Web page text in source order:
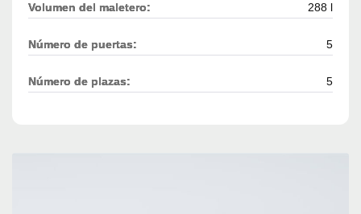
Volumen del maletero: 288 l
Número de puertas: 5
Número de plazas: 5